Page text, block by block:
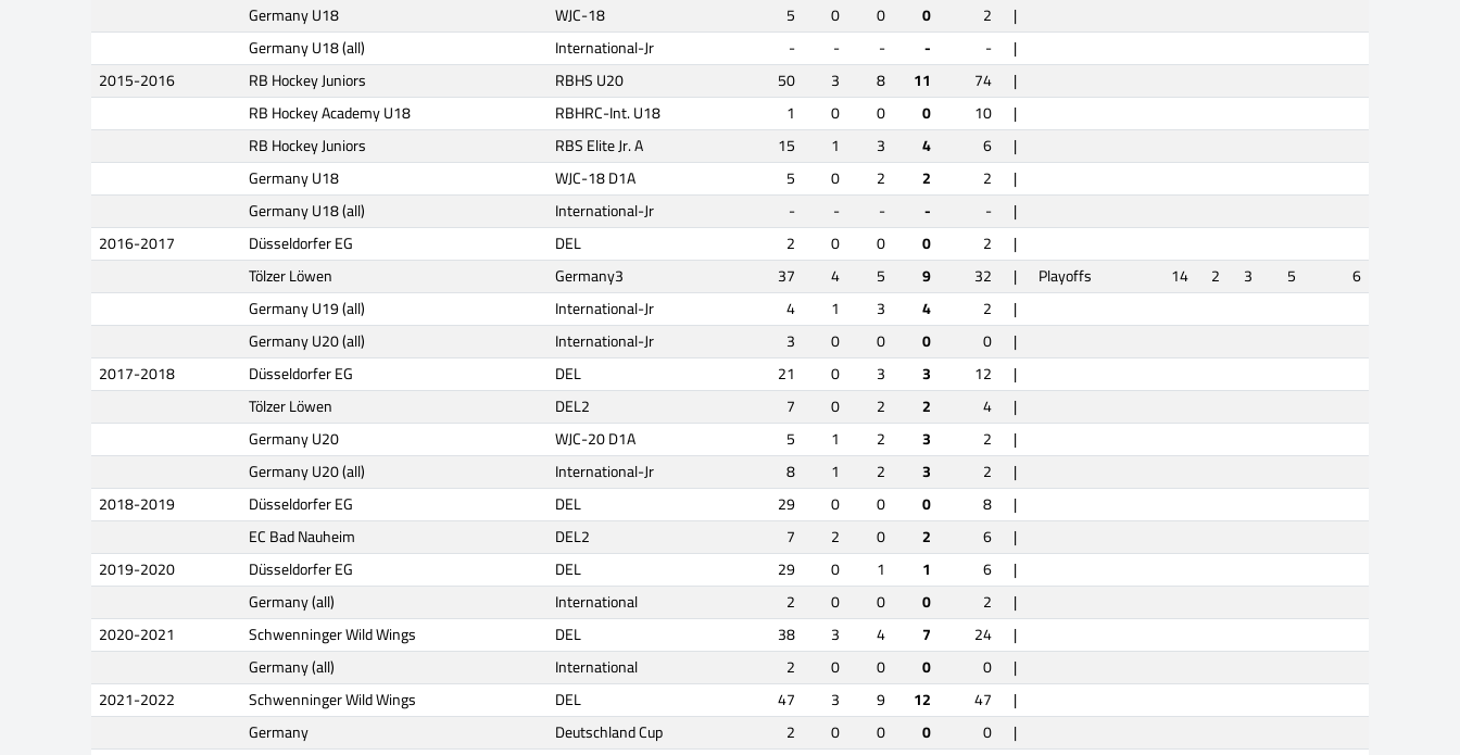
Germany U18
WJC-18 5 0 0 0 2
|
Germany U18 (all)
International-Jr - - - - -
|
2015-2016
RB Hockey Juniors RBHS U20 50 3 8 11 74
|
RB Hockey Academy U18
RBHRC-Int. U18 1 0 0 0 10
|
RB Hockey Juniors
RBS Elite Jr. A 15 1 3 4 6
|
Germany U18
WJC-18 D1A 5 0 2 2 2
|
Germany U18 (all)
International-Jr - - - - -
|
2016-2017
Düsseldorfer EG DEL 2 0 0 0 2
|
Tölzer Löwen
Germany3 37 4 5 9 32 | Playoffs 14 2 3 5
6
Germany U19 (all)
International-Jr 4 1 3 4 2
|
Germany U20 (all)
International-Jr 3 0 0 0 0
|
2017-2018
Düsseldorfer EG DEL 21 0 3 3 12
|
Tölzer Löwen
DEL2 7 0 2 2 4
|
Germany U20
WJC-20 D1A 5 1 2 3 2
|
Germany U20 (all)
International-Jr 8 1 2 3 2
|
2018-2019
Düsseldorfer EG DEL 29 0 0 0 8
|
EC Bad Nauheim
DEL2 7 2 0 2 6
|
2019-2020
Düsseldorfer EG DEL 29 0 1 1 6
|
Germany (all)
International 2 0 0 0 2
|
2020-2021
Schwenninger Wild Wings DEL 38 3 4 7 24
|
Germany (all)
International 2 0 0 0 0
|
2021-2022
Schwenninger Wild Wings DEL 47 3 9 12 47
|
Germany
Deutschland Cup 2 0 0 0 0
|